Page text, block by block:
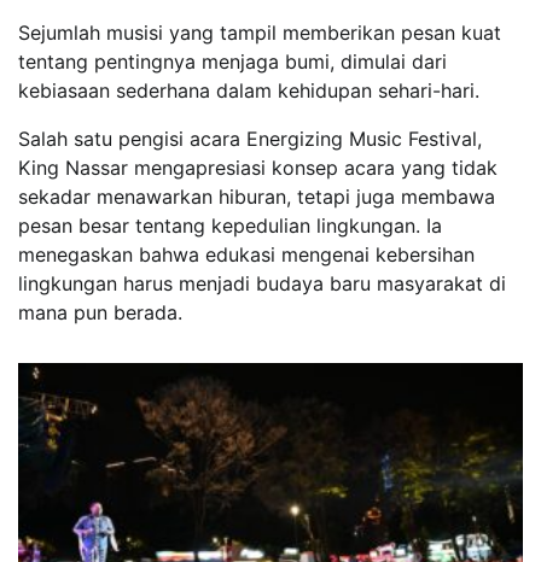
Sejumlah musisi yang tampil memberikan pesan kuat
tentang pentingnya menjaga bumi, dimulai dari
kebiasaan sederhana dalam kehidupan sehari-hari.
Salah satu pengisi acara Energizing Music Festival,
King Nassar mengapresiasi konsep acara yang tidak
sekadar menawarkan hiburan, tetapi juga membawa
pesan besar tentang kepedulian lingkungan. Ia
menegaskan bahwa edukasi mengenai kebersihan
lingkungan harus menjadi budaya baru masyarakat di
mana pun berada.